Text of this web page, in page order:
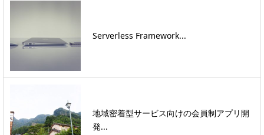
Serverless Framework...
地域密着型サービス向けの会員制アプリ開
発...